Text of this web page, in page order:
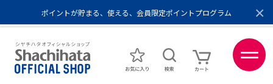
ポイントが貯まる、使える、会員限定ポイントプログラム
メール便1,500円以上 / 宅配便3,500円以上のお買い物で送料無料
あなたに最適なスタンプをシヤチハタがレコメンド
×